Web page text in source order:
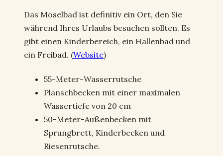
Das Moselbad ist definitiv ein Ort, den Sie
während Ihres Urlaubs besuchen sollten. Es
gibt einen Kinderbereich, ein Hallenbad und
ein Freibad. (Website)
55-Meter-Wasserrutsche
Planschbecken mit einer maximalen
Wassertiefe von 20 cm
50-Meter-Außenbecken mit
Sprungbrett, Kinderbecken und
Riesenrutsche.